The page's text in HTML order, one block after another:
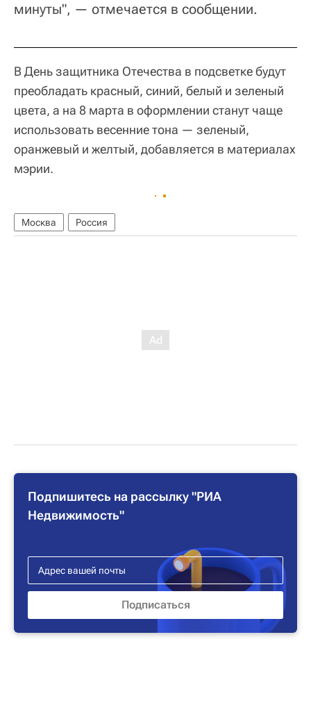
минуты", — отмечается в сообщении.
В День защитника Отечества в подсветке будут
преобладать красный, синий, белый и зеленый
цвета, а на 8 марта в оформлении станут чаще
использовать весенние тона — зеленый,
оранжевый и желтый, добавляется в материалах
мэрии.
Москва Россия
Подпишитесь на рассылку "РИА
Недвижимость"